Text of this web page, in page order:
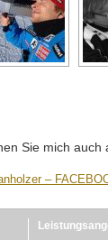
Sie mich auch
–